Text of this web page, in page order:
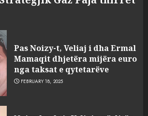
Pas Noizy-t, Veliaj i dha Ermal
Mamaqit dhjetëra mijëra euro
nga taksat e qytetarëve
FEBRUARY 18, 2025